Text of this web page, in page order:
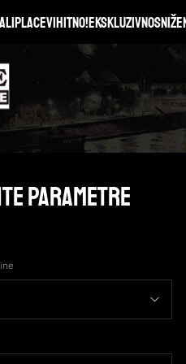
PlaceviHitno!Ekskluzivno
Parametre